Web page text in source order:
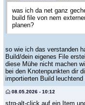
was ich da net ganz
build file von nem
planen?
so wie ich das verstanden
Build/dein eigenes File
diese Mühe nicht machen
bei den Knotenpunkten dir
importierten Build leuchtend
08.05.2026 - 10:12
strg-alt-click auf ein Item